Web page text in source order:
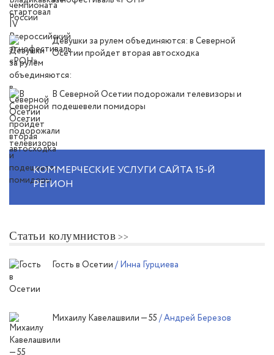
Девушки за рулем объединяются: в Северной
Осетии пройдет вторая автосходка
В Северной Осетии подорожали телевизоры и
подешевели помидоры
КОММЕРЧЕСКИЕ УСЛУГИ САЙТА 15-Й
РЕГИОН
Статьи колумнистов
Гость в Осетии / Инна Гурциева
Михаилу Кавелашвили — 55 / Андрей Березов